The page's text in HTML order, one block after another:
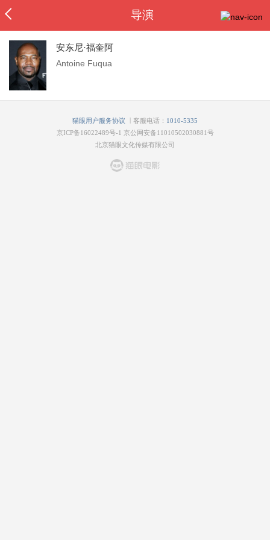
导演
安东尼·福奎阿
Antoine Fuqua
猫眼用户服务协议 客服电话： 1010-5335
京ICP备16022489号-1 京公网安备11010502030881号
北京猫眼文化传媒有限公司